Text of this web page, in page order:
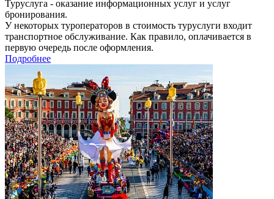
Туруслуга - оказание информационных услуг и услуг
бронирования.
У некоторых туроператоров в стоимость туруслуги входит
транспортное обслуживание. Как правило, оплачивается в
первую очередь после оформления.
Подробнее